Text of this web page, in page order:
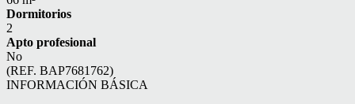
Dormitorios
2
Apto profesional
No
(REF. BAP7681762)
INFORMACIÓN BÁSICA